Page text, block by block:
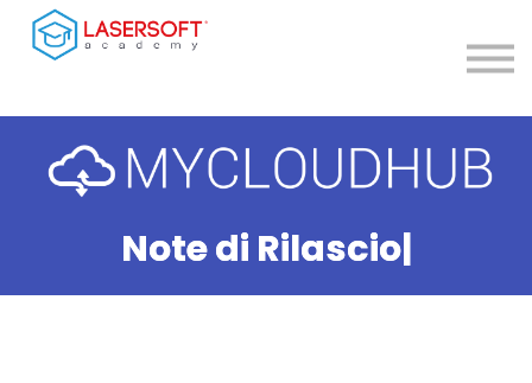
Teleassistenza
Accedi
Registrati
Note di Rilascio|